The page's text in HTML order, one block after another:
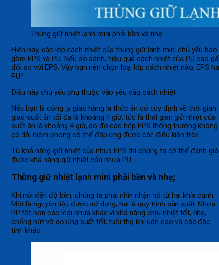
Thùng giữ nhiệt lạnh mini phải bền và nhẹ
Hiện nay, các lớp cách nhiệt của thùng giữ lạnh mini chủ yếu bao
gồm EPS và PU. Nếu so sánh, hiệu quả cách nhiệt của PU cao
đôi so với EPS. Vậy bạn nên chọn loại lớp cách nhiệt nào, EPS
PU?
Điều này chủ yếu phụ thuộc vào yêu cầu cách nhiệt.
Nếu bạn là công ty giao hàng là thức ăn có quy định về thời gian
giao suất ăn tối đa là khoảng 4 giờ, tức là thời gian giữ nhiệt của
suất ăn là khoảng 4 giờ, do đó các hộp EPS thông thường không
có dải niêm phong có thể đáp ứng được các điều kiện trên.
Từ khả năng giữ nhiệt của nhựa EPS thì chúng ta có thể đánh giá
được khả năng giữ nhiệt của nhựa PU
Thùng giữ nhiệt lạnh mini phải bền và nhẹ;
Khi nói đến độ bền, chúng ta phải nhìn nhận nó từ hai khía cạnh.
Một là nguyên liệu được sử dụng, hai là quy trình sản xuất. Nhựa
PP tốt hơn các loại nhựa khác vì khả năng chịu nhiệt tốt, nhẹ,
chống nứt vỡ do ứng suất tốt, tuổi thọ khi uốn cao và các đặc
tính khác.